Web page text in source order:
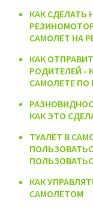
КАК
САМОЛЕТ НА
КАК
РОДИТЕЛЕЙ -
САМОЛЕТЕ ПО
КАК ЭТО
ТУАЛЕТ В
КАК
САМОЛЕТОМ